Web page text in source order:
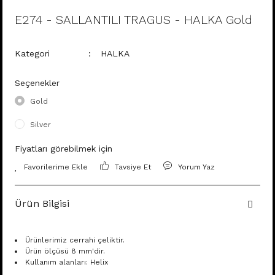
E274 - SALLANTILI TRAGUS - HALKA Gold
Kategori HALKA
Seçenekler
Gold
Silver
Fiyatları görebilmek için
Tavsiye Et Yorum Yaz
Ürün Bilgisi
Ürünlerimiz cerrahi çeliktir.
Ürün ölçüsü 8 mm'dir.
Kullanım alanları: Helix